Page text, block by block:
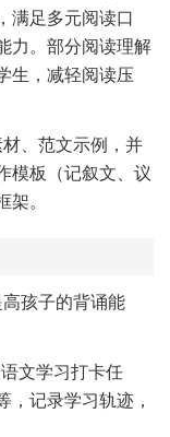
满足多元阅读口
力。部分阅读理解
生，减轻阅读压
、范文示例，并
模板（记叙文、议
架。
孩子的背诵能
文学习打卡任
，记录学习轨迹，